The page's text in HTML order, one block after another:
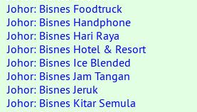
Johor: Bisnes Foodtruck
Johor: Bisnes Handphone
Johor: Bisnes Hari Raya
Johor: Bisnes Hotel & Resort
Johor: Bisnes Ice Blended
Johor: Bisnes Jam Tangan
Johor: Bisnes Jeruk
Johor: Bisnes Kitar Semula